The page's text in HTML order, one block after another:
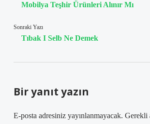
Mobilya Teşhir Ürünleri Alınır Mı
Sonraki Yazı
Tıbak I Selb Ne Demek
Bir yanıt yazın
E-posta adresiniz yayınlanmayacak. Gerekli